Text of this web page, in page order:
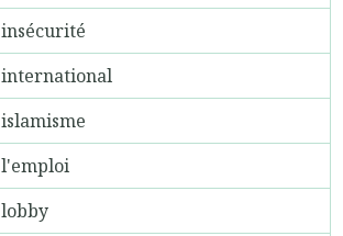
insécurité
international
islamisme
l'emploi
lobby